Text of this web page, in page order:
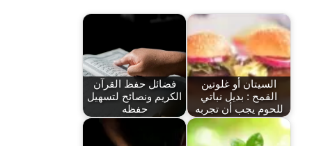
السيتان أو غلوتين
القمح : بديل نباتي
للحوم يجب أن تجربه
فضائل حفظ القرآن
الكريم ونصائح لتسهيل
حفظه